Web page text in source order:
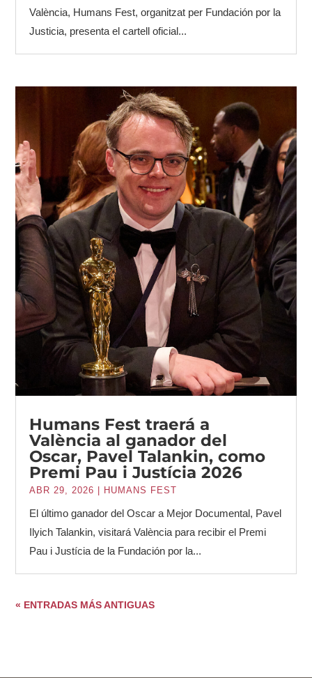
València, Humans Fest, organitzat per Fundación por la
Justicia, presenta el cartell oficial...
Humans Fest traerá a
València al ganador del
Oscar, Pavel Talankin, como
Premi Pau i Justícia 2026
ABR 29, 2026 HUMANS FEST
El último ganador del Oscar a Mejor Documental, Pavel
Ilyich Talankin, visitará València para recibir el Premi
Pau i Justícia de la Fundación por la...
« ENTRADAS MÁS ANTIGUAS